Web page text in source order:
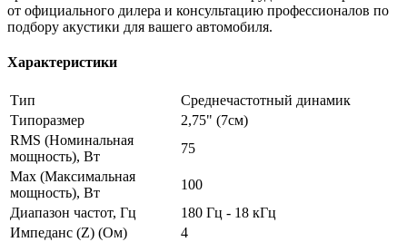
от официального дилера и консультацию профессионалов по
подбору акустики для вашего автомобиля.
Характеристики
Тип
Среднечастотный динамик
Типоразмер
2,75" (7см)
RMS (Номинальная
мощность), Вт
75
Max (Максимальная
мощность), Вт
100
Диапазон частот, Гц
180 Гц - 18 кГц
Импеданс (Z) (Ом)
4